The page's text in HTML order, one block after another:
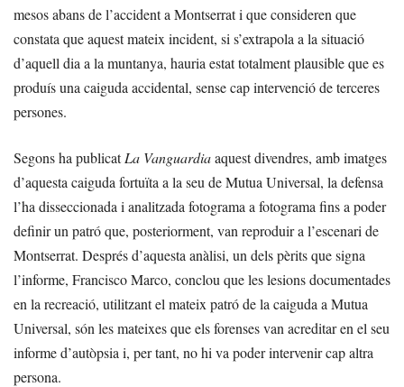
mesos abans de l’accident a Montserrat i que consideren que
constata que aquest mateix incident, si s’extrapola a la situació
d’aquell dia a la muntanya, hauria estat totalment plausible que es
produís una caiguda accidental, sense cap intervenció de terceres
persones.
Segons ha publicatLa Vanguardiaaquest divendres, amb imatges
d’aquesta caiguda fortuïta a la seu de Mutua Universal, la defensa
l’ha disseccionada i analitzada fotograma a fotograma fins a poder
definir un patró que, posteriorment, van reproduir a l’escenari de
Montserrat. Després d’aquesta anàlisi, un dels pèrits que signa
l’informe, Francisco Marco, conclou que les lesions documentades
en la recreació, utilitzant el mateix patró de la caiguda a Mutua
Universal, són les mateixes que els forenses van acreditar en el seu
informe d’autòpsia i, per tant, no hi va poder intervenir cap altra
persona.